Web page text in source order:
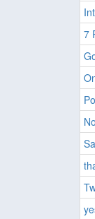
7